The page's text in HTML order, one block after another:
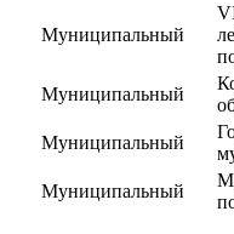
Муниципальный
Муниципальный
Муниципальный
Муниципальный